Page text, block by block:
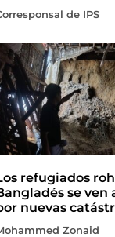
de IPS
refugiados
se ven
nuevas
Zonaid